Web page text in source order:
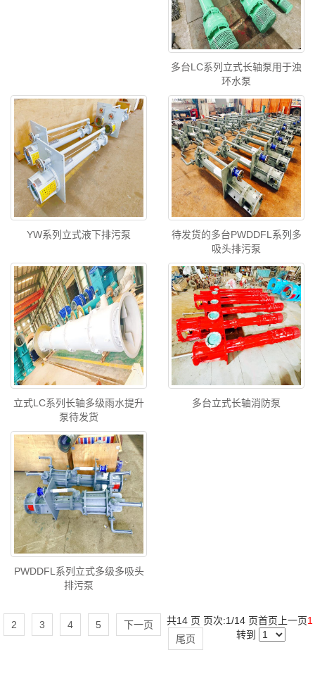
多台LC系列立式长轴泵用于浊
环水泵
YW系列立式液下排污泵
待发货的多台PWDDFL系列多
吸头排污泵
立式LC系列长轴多级雨水提升
泵待发货
多台立式长轴消防泵
PWDDFL系列立式多级多吸头
排污泵
共14 页 页次:1/14 页首页 上一页1
2 3 4 5
下一页
尾页
转到